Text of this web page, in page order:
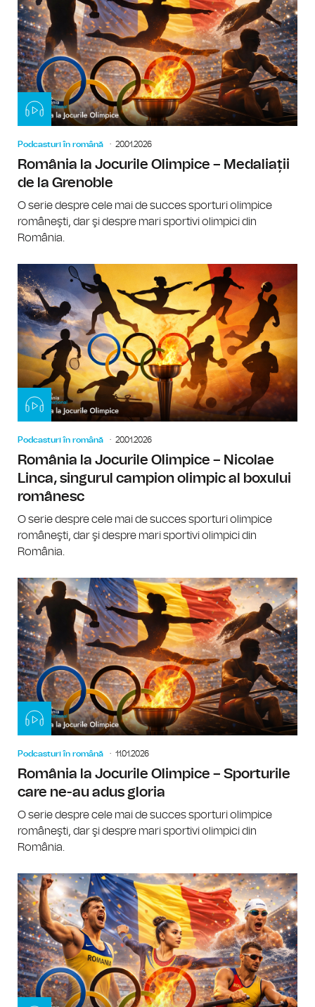
Podcasturi în română 20.01.2026
România la Jocurile Olimpice – Medaliații
de la Grenoble
O serie despre cele mai de succes sporturi olimpice
româneşti, dar şi despre mari sportivi olimpici din
România.
Podcasturi în română 20.01.2026
România la Jocurile Olimpice – Nicolae
Linca, singurul campion olimpic al boxului
românesc
O serie despre cele mai de succes sporturi olimpice
româneşti, dar şi despre mari sportivi olimpici din
România.
Podcasturi în română 11.01.2026
România la Jocurile Olimpice – Sporturile
care ne-au adus gloria
O serie despre cele mai de succes sporturi olimpice
româneşti, dar şi despre mari sportivi olimpici din
România.